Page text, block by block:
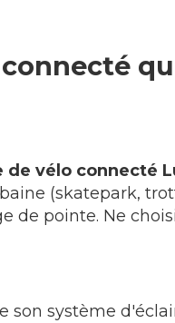
connecté
de vélo connecté
(skatepark,
pointe. Ne
son système